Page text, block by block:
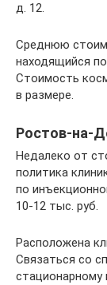
д. 12.
Среднюю
находящийся
Стоимость
в размере.
Ростов-на-
Недалеко от
политика
по
10-12 тыс. руб.
Расположена
Связаться со
стационарному